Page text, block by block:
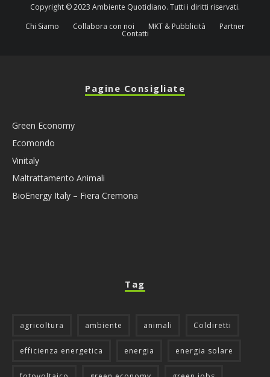
Copyright © 2023 Ambiente Quotidiano. Tutti i diritti riservati.
Chi Siamo
Collabora con noi MKT & Pubblicità Partner
Contatti
Pagine Consigliate
Green Economy
Ecomondo
Vinitaly
Maltrattamento Animali
BioEnergy Italy – Fiera Cremona
Tag
agricoltura ambiente animali Coldiretti
efficienza energetica energia energia solare